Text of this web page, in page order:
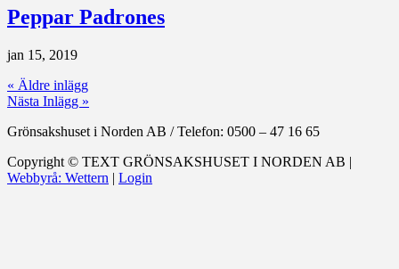
Peppar Padrones
jan 15, 2019
« Äldre inlägg
Nästa Inlägg »
Grönsakshuset i Norden AB /Telefon: 0500 – 47 16 65
Copyright © TEXT GRÖNSAKSHUSET I NORDEN AB |
Webbyrå: Wettern | Login